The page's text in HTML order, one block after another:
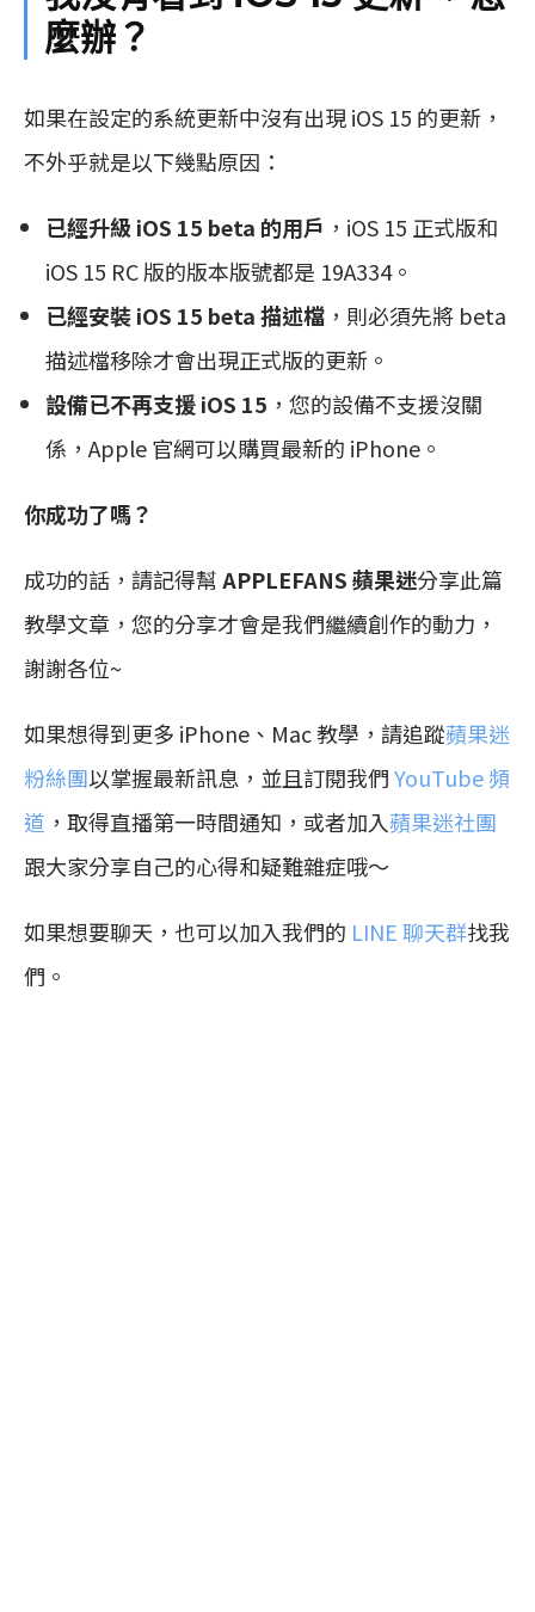
麼辦？
如果在設定的系統更新中沒有出現 iOS 15 的更新，
不外乎就是以下幾點原因：
已經升級 iOS 15 beta 的用戶 ，iOS 15 正式版和
iOS 15 RC 版的版本版號都是 19A334。
已經安裝 iOS 15 beta 描述檔 ，則必須先將 beta
描述檔移除才會出現正式版的更新。
設備已不再支援 iOS 15 ，您的設備不支援沒關
係，Apple 官網可以購買最新的 iPhone。
你成功了嗎？
成功的話，請記得幫APPLEFANS 蘋果迷分享此篇
教學文章，您的分享才會是我們繼續創作的動力，
謝謝各位~
如果想得到更多 iPhone、Mac 教學，請追蹤蘋果迷
粉絲團以掌握最新訊息，並且訂閱我們YouTube 頻
道 ，取得直播第一時間通知，或者加入蘋果迷社團
跟大家分享自己的心得和疑難雜症哦～
如果想要聊天，也可以加入我們的 LINE 聊天群找我
們。